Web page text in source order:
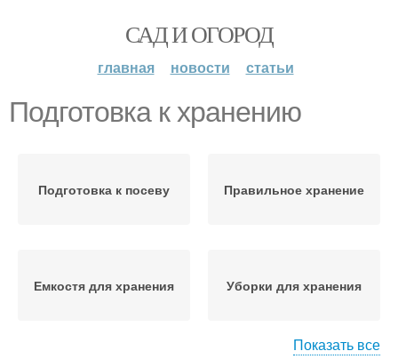
САД И ОГОРОД
главная новости статьи
Подготовка к хранению
Подготовка к посеву Правильное хранение
Емкостя для хранения Уборки для хранения
Показать все